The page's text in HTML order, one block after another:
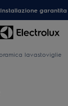
Installazione garantita
lavastoviglie